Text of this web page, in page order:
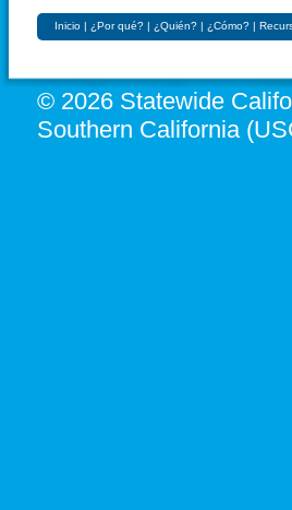
Inicio | ¿Por qué? | ¿Quién? | ¿Cómo? |
© 2026 Statewide
Southern California